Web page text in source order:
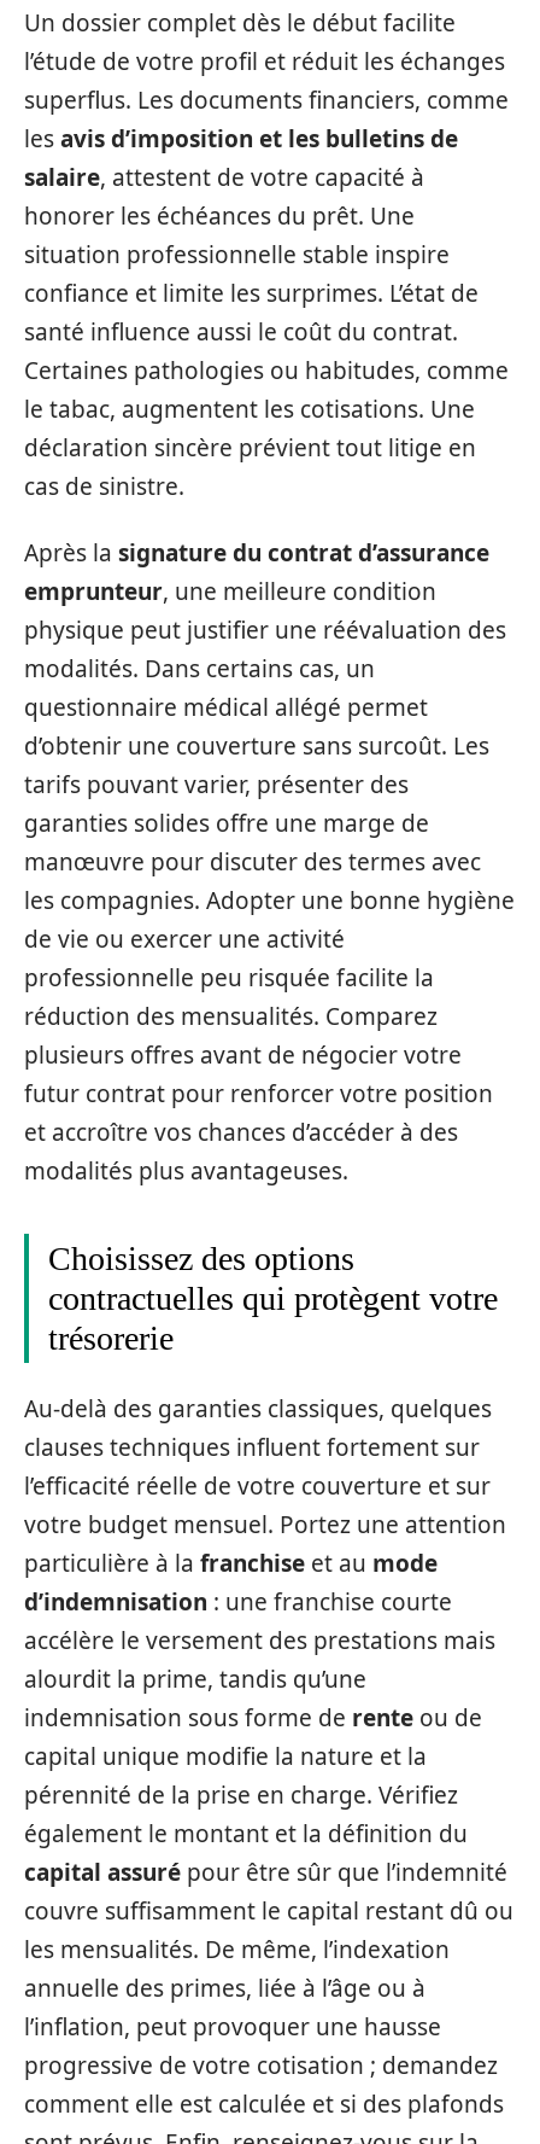
Un dossier complet dès le début facilite
l’étude de votre profil et réduit les échanges
superflus. Les documents financiers, comme
lesavis d’imposition et les bulletins de
salaire, attestent de votre capacité à
honorer les échéances du prêt. Une
situation professionnelle stable inspire
confiance et limite les surprimes. L’état de
santé influence aussi le coût du contrat.
Certaines pathologies ou habitudes, comme
le tabac, augmentent les cotisations. Une
déclaration sincère prévient tout litige en
cas de sinistre.
Après la signature du contrat d’assurance
emprunteur, une meilleure condition
physique peut justifier une réévaluation des
modalités. Dans certains cas, un
questionnaire médical allégé permet
d’obtenir une couverture sans surcoût. Les
tarifs pouvant varier, présenter des
garanties solides offre une marge de
manœuvre pour discuter des termes avec
les compagnies. Adopter une bonne hygiène
de vie ou exercer une activité
professionnelle peu risquée facilite la
réduction des mensualités. Comparez
plusieurs offres avant de négocier votre
futur contrat pour renforcer votre position
et accroître vos chances d’accéder à des
modalités plus avantageuses.
Choisissez des options
contractuelles qui protègent votre
trésorerie
Au-delà des garanties classiques, quelques
clauses techniques influent fortement sur
l’efficacité réelle de votre couverture et sur
votre budget mensuel. Portez une attention
particulière à la franchise et au mode
d’indemnisation : une franchise courte
accélère le versement des prestations mais
alourdit la prime, tandis qu’une
indemnisation sous forme de rente ou de
capital unique modifie la nature et la
pérennité de la prise en charge. Vérifiez
également le montant et la définition du
capital assuré pour être sûr que l’indemnité
couvre suffisamment le capital restant dû ou
les mensualités. De même, l’indexation
annuelle des primes, liée à l’âge ou à
l’inflation, peut provoquer une hausse
progressive de votre cotisation ; demandez
comment elle est calculée et si des plafonds